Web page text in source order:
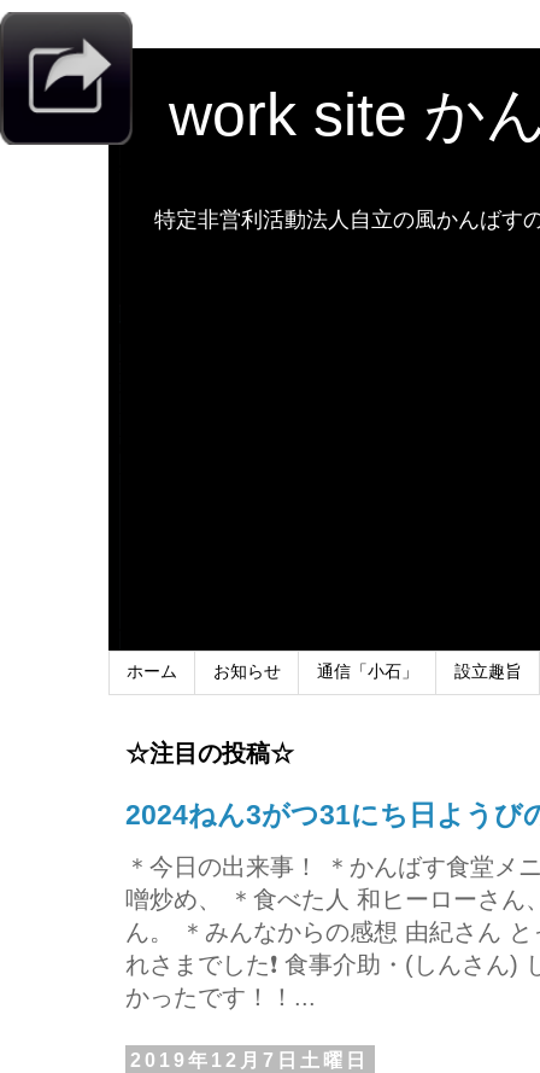
work site か
特定非営利活動法人自立の風かんばす
ホーム お知らせ 通信「小石」 設立趣旨
☆注目の投稿☆
2024ねん3がつ31にち日ようび
＊今日の出来事！ ＊かんばす食堂メ
噌炒め、 ＊食べた人 和ヒーローさん
ん。 ＊みんなからの感想 由紀さん
れさまでした❗ 食事介助・(しんさん)
かったです！！...
2019年12月7日土曜日